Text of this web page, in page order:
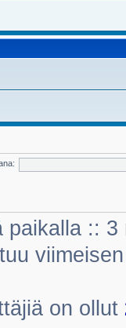
paikalla ::
on ollut